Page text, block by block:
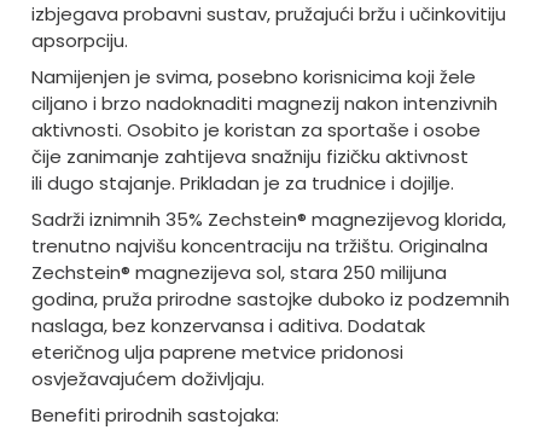
izbjegava probavni sustav, pružajući bržu i učinkovitiju
apsorpciju.
Namijenjen je svima, posebno korisnicima koji žele
ciljano i brzo nadoknaditi magnezij nakon intenzivnih
aktivnosti. Osobito je koristan za sportaše i osobe
čije zanimanje zahtijeva snažniju fizičku aktivnost
ili dugo stajanje. Prikladan je za trudnice i dojilje.
Sadrži iznimnih 35% Zechstein® magnezijevog klorida,
trenutno najvišu koncentraciju na tržištu. Originalna
Zechstein® magnezijeva sol, stara 250 milijuna
godina, pruža prirodne sastojke duboko iz podzemnih
naslaga, bez konzervansa i aditiva. Dodatak
eteričnog ulja paprene metvice pridonosi
osvježavajućem doživljaju.
Benefiti prirodnih sastojaka: